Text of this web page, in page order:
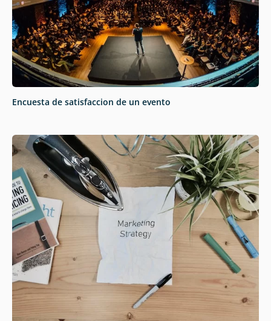
Encuesta de satisfaccion de un evento